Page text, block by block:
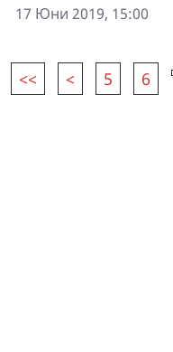
17 Юни 2019, 15:00
<< < 5 6